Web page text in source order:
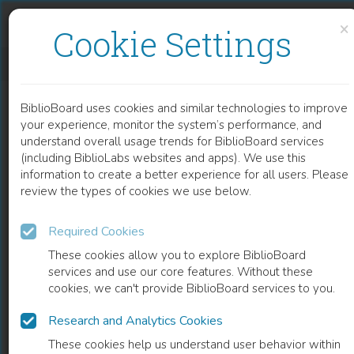
×
Cookie Settings
BiblioBoard uses cookies and similar technologies to improve
your experience, monitor the system’s performance, and
understand overall usage trends for BiblioBoard services
(including BiblioLabs websites and apps). We use this
information to create a better experience for all users. Please
review the types of cookies we use below.
Required Cookies
These cookies allow you to explore BiblioBoard
services and use our core features. Without these
cookies, we can't provide BiblioBoard services to you.
Research and Analytics Cookies
These cookies help us understand user behavior within
READ
BOOK